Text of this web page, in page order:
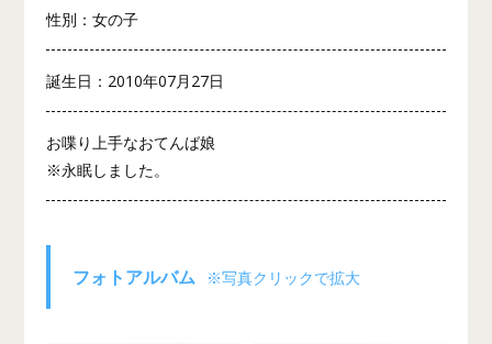
性別：女の子
誕生日：2010年07月27日
お喋り上手なおてんば娘
※永眠しました。
フォトアルバム ※写真クリックで拡大